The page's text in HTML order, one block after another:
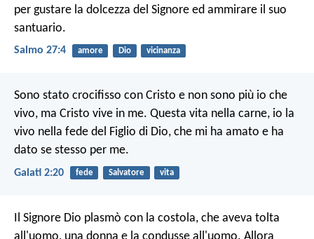
per gustare la dolcezza del Signore ed ammirare il suo
santuario.
Salmo 27:4 amore Dio vicinanza
Sono stato crocifisso con Cristo e non sono più io che
vivo, ma Cristo vive in me. Questa vita nella carne, io la
vivo nella fede del Figlio di Dio, che mi ha amato e ha
dato se stesso per me.
Galati 2:20 fede Salvatore vita
Il Signore Dio plasmò con la costola, che aveva tolta